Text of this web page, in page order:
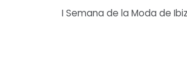
I Semana de la Moda de